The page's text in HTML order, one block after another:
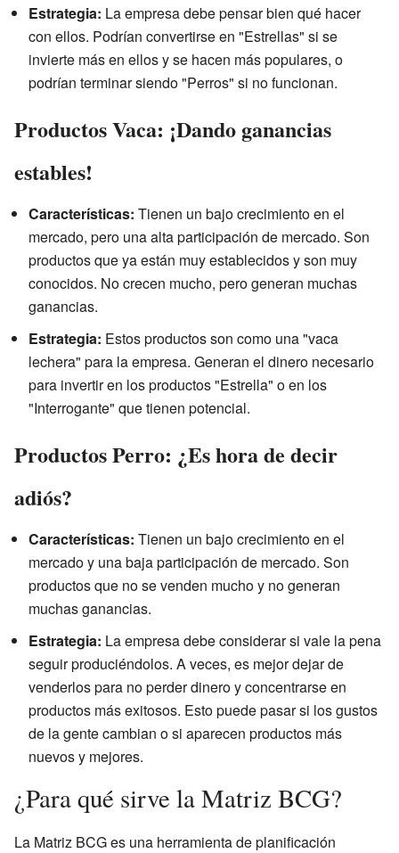
Estrategia: La empresa debe pensar bien qué hacer
con ellos. Podrían convertirse en "Estrellas" si se
invierte más en ellos y se hacen más populares, o
podrían terminar siendo "Perros" si no funcionan.
Productos Vaca: ¡Dando ganancias
estables!
Características: Tienen un bajo crecimiento en el
mercado, pero una alta participación de mercado. Son
productos que ya están muy establecidos y son muy
conocidos. No crecen mucho, pero generan muchas
ganancias.
Estrategia: Estos productos son como una "vaca
lechera" para la empresa. Generan el dinero necesario
para invertir en los productos "Estrella" o en los
"Interrogante" que tienen potencial.
Productos Perro: ¿Es hora de decir
adiós?
Características: Tienen un bajo crecimiento en el
mercado y una baja participación de mercado. Son
productos que no se venden mucho y no generan
muchas ganancias.
Estrategia: La empresa debe considerar si vale la pena
seguir produciéndolos. A veces, es mejor dejar de
venderlos para no perder dinero y concentrarse en
productos más exitosos. Esto puede pasar si los gustos
de la gente cambian o si aparecen productos más
nuevos y mejores.
¿Para qué sirve la Matriz BCG?
La Matriz BCG es una herramienta de planificación